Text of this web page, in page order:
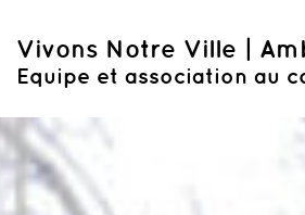
Vivons Notre Ville |
Equipe et association au